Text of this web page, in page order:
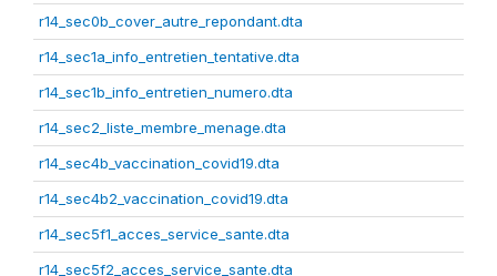
r14_sec0b_cover_autre_repondant.dta
r14_sec1a_info_entretien_tentative.dta
r14_sec1b_info_entretien_numero.dta
r14_sec2_liste_membre_menage.dta
r14_sec4b_vaccination_covid19.dta
r14_sec4b2_vaccination_covid19.dta
r14_sec5f1_acces_service_sante.dta
r14_sec5f2_acces_service_sante.dta